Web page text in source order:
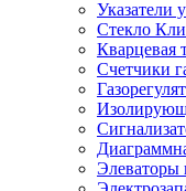
Указатели
Стекло
Кварцевая
Счетчики
Элеваторы